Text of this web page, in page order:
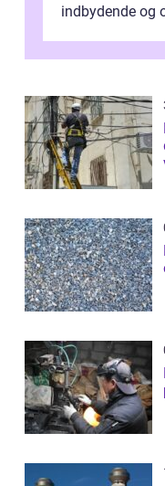
indbydende og